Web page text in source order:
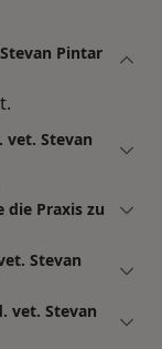
Pintar
vet. Stevan
die Praxis zu
Stevan
vet. Stevan